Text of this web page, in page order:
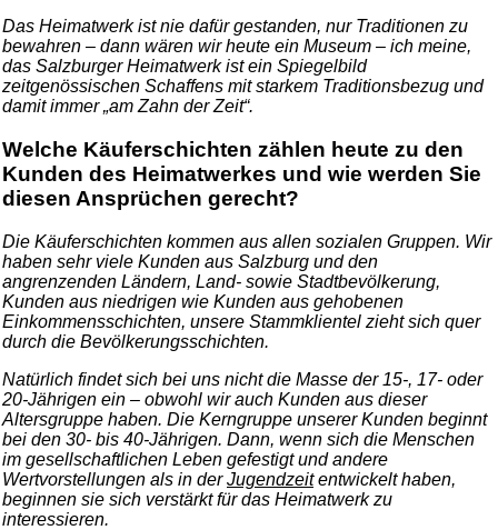
Das Heimatwerk ist nie dafür gestanden, nur Traditionen zu
bewahren – dann wären wir heute ein Museum – ich meine,
das Salzburger Heimatwerk ist ein Spiegelbild
zeitgenössischen Schaffens mit starkem Traditionsbezug und
damit immer „am Zahn der Zeit“.
Welche Käuferschichten zählen heute zu den
Kunden des Heimatwerkes und wie werden Sie
diesen Ansprüchen gerecht?
Die Käuferschichten kommen aus allen sozialen Gruppen. Wir
haben sehr viele Kunden aus Salzburg und den
angrenzenden Ländern, Land- sowie Stadtbevölkerung,
Kunden aus niedrigen wie Kunden aus gehobenen
Einkommensschichten, unsere Stammklientel zieht sich quer
durch die Bevölkerungsschichten.
Natürlich findet sich bei uns nicht die Masse der 15-, 17- oder
20-Jährigen ein – obwohl wir auch Kunden aus dieser
Altersgruppe haben. Die Kerngruppe unserer Kunden beginnt
bei den 30- bis 40-Jährigen. Dann, wenn sich die Menschen
im gesellschaftlichen Leben gefestigt und andere
Wertvorstellungen als in derJugendzeitentwickelt haben,
beginnen sie sich verstärkt für das Heimatwerk zu
interessieren.